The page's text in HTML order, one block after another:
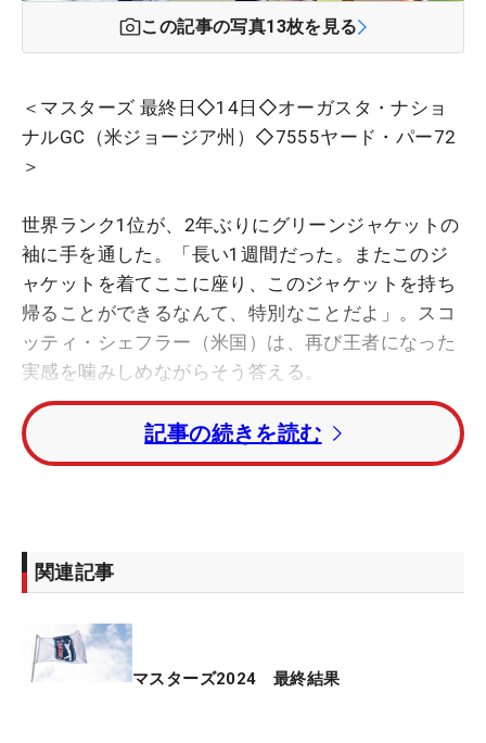
この記事の写真13枚を見る
＜マスターズ 最終日◇14日◇オーガスタ・ナショ
ナルGC（米ジョージア州）◇7555ヤード・パー72
＞
世界ランク1位が、2年ぶりにグリーンジャケットの
袖に手を通した。「長い1週間だった。またこのジ
ャケットを着てここに座り、このジャケットを持ち
帰ることができるなんて、特別なことだよ」。スコ
ッティ・シェフラー（米国）は、再び王者になった
実感を噛みしめながらそう答える。
3日目を終え、2位のコリン・モリカワ（米国）とは
1打差。だが最後は4打のリードをつける圧勝劇だっ
きながら、この日のスコアをイーブンに戻したホー
ルだ。さらに次の9番のバーディにもつながる一打
ここまでも世界1位に恥じない戦いを続けてきた。
記事の続きを読む
関連記事
マスターズ2024 最終結果